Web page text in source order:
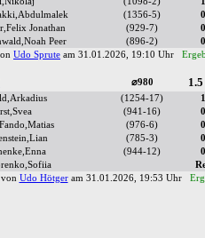
(1356-5)
Jonathan (929-7)
Peer (896-2)
Udo Sprute am 31.01.2026, 19:10 Uhr
⌀980
(1254-17)
(941-16)
(976-6)
(785-3)
(944-12)
von Udo Hötgeram 31.01.2026, 19:53 Uhr